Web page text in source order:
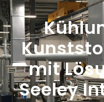
mit
Seeley